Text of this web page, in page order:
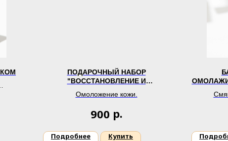
ПОДАРОЧНЫЙ НАБОР
"ВОССТАНОВЛЕНИЕ И
Омоложение кожи.
900 р.
Подробнее Купить